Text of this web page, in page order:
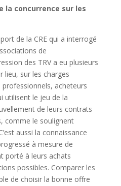
la concurrence sur les
de la CRE qui a interrogé
de
des TRV a eu plusieurs
lieu, sur les charges
professionnels, acheteurs
utilisent le jeu de la
de leurs contrats
comme le soulignent
aussi la connaissance
à mesure de
porté à leurs achats
possibles. Comparer les
de choisir la bonne offre